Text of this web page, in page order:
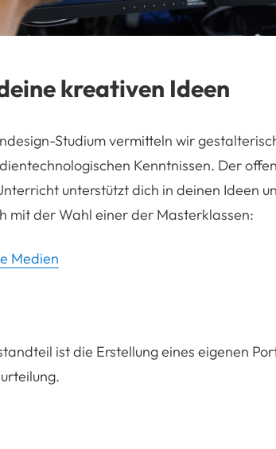
kreativen Ideen
Studium vermitteln wir
Kenntnissen. Der
unterstützt dich in deinen Ideen
mit der Wahl einer der Masterklassen:
Medien
ist die Erstellung eines eigenen